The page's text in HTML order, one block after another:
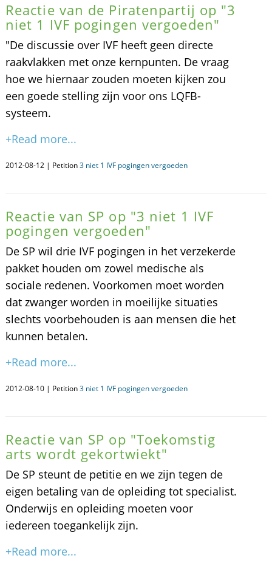
Reactie van de Piratenpartij op "3
niet 1 IVF pogingen vergoeden"
"De discussie over IVF heeft geen directe
raakvlakken met onze kernpunten. De vraag
hoe we hiernaar zouden moeten kijken zou
een goede stelling zijn voor ons LQFB-
systeem.
+Read more...
2012-08-12 | Petition3 niet 1 IVF pogingen vergoeden
Reactie van SP op "3 niet 1 IVF
pogingen vergoeden"
De SP wil drie IVF pogingen in het verzekerde
pakket houden om zowel medische als
sociale redenen. Voorkomen moet worden
dat zwanger worden in moeilijke situaties
slechts voorbehouden is aan mensen die het
kunnen betalen.
+Read more...
2012-08-10 | Petition3 niet 1 IVF pogingen vergoeden
Reactie van SP op "Toekomstig
arts wordt gekortwiekt"
De SP steunt de petitie en we zijn tegen de
eigen betaling van de opleiding tot specialist.
Onderwijs en opleiding moeten voor
iedereen toegankelijk zijn.
+Read more...